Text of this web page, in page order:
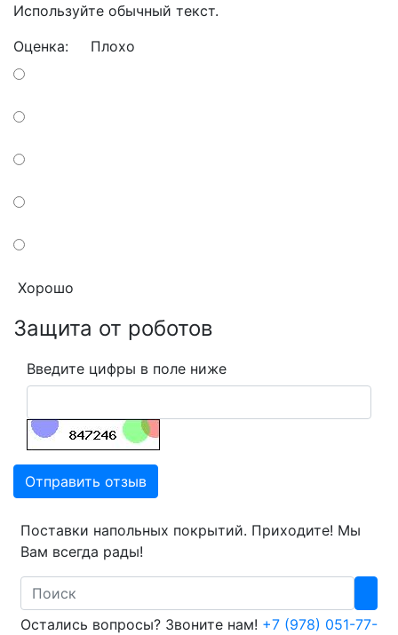
Используйте обычный текст.
Оценка: Плохо
Хорошо
Защита от роботов
Введите цифры в поле ниже
Отправить отзыв
Поставки напольных покрытий. Приходите! Мы
Вам всегда рады!
Search
Остались вопросы? Звоните нам! +7 (978) 051-77-